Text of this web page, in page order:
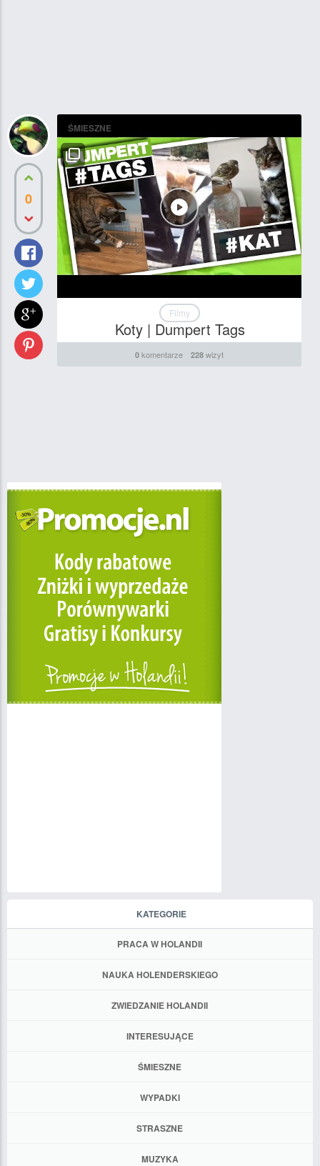
0
ŚMIESZNE
Filmy
Koty | Dumpert Tags
0 komentarze 228 wizyt
KATEGORIE
PRACA W HOLANDII
NAUKA HOLENDERSKIEGO
ZWIEDZANIE HOLANDII
INTERESUJĄCE
ŚMIESZNE
WYPADKI
STRASZNE
MUZYKA